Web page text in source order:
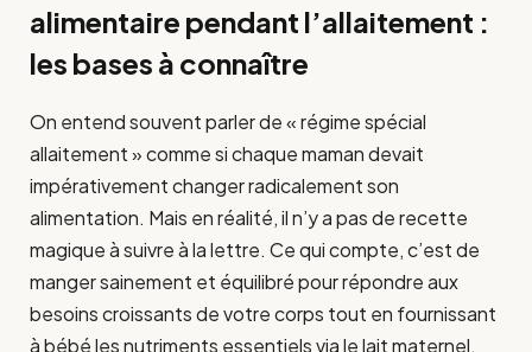
alimentaire pendant l’allaitement :
les bases à connaître
On entend souvent parler de « régime spécial
allaitement » comme si chaque maman devait
impérativement changer radicalement son
alimentation. Mais en réalité, il n’y a pas de recette
magique à suivre à la lettre. Ce qui compte, c’est de
manger sainement et équilibré pour répondre aux
besoins croissants de votre corps tout en fournissant
à bébé les nutriments essentiels via le lait maternel.